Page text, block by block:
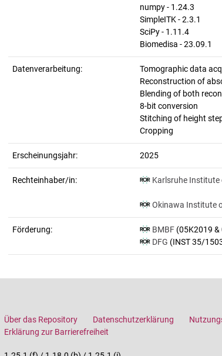
numpy - 1.24.3
SimpleITK - 2.3.1
SciPy - 1.11.4
Biomedisa - 23.09.1
Datenverarbeitung:
Tomographic data
Reconstruction of
Blending of both
8-bit conversion
Stitching of height
Cropping
Erscheinungsjahr: 2025
Rechteinhaber/in: Karlsruhe Institute
Okinawa Institute
Förderung: BMBF (05K2019 &
DFG (INST 35/
Über das Repository Datenschutzerklärung
Erklärung zur Barrierefreiheit